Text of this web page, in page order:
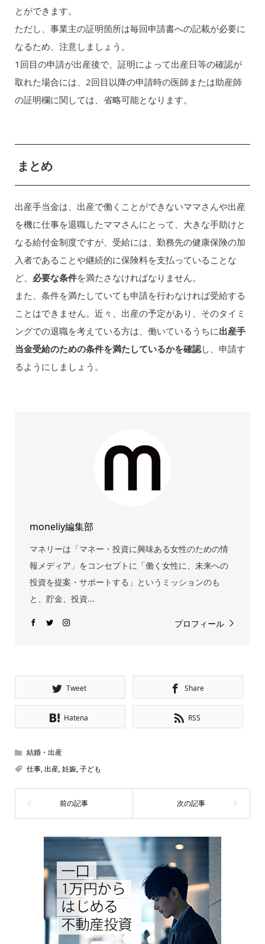
とができます。
ただし、事業主の証明箇所は毎回申請書への記載が必要に
なるため、注意しましょう。
1回目の申請が出産後で、証明によって出産日等の確認が
取れた場合には、2回目以降の申請時の医師または助産師
の証明欄に関しては、省略可能となります。
まとめ
出産手当金は、出産で働くことができないママさんや出産
を機に仕事を退職したママさんにとって、大きな手助けと
なる給付金制度ですが、受給には、勤務先の健康保険の加
入者であることや継続的に保険料を支払っていることな
ど、 必要な条件を満たさなければなりません。
また、条件を満たしていても申請を行わなければ受給する
ことはできません。近々、出産の予定があり、そのタイミ
ングでの退職を考えている方は、働いているうちに出産手
当金受給のための条件を満たしているかを確認し、申請す
るようにしましょう。
moneliy編集部
マネリーは「マネー・投資に興味ある女性のための情
報メディア」をコンセプトに「働く女性に、未来への
投資を提案・サポートする」というミッションのも
と、貯金、投資...
プロフィール
Tweet Share
Hatena RSS
結婚・出産
仕事,出産,妊娠,子ども